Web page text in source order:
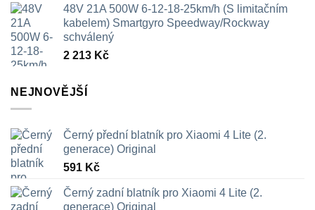
48V 21A 500W 6-12-18-25km/h (S limitačním
kabelem) Smartgyro Speedway/Rockway
schválený
2 213 Kč
NEJNOVĚJŠÍ
Černý přední blatník pro Xiaomi 4 Lite (2.
generace) Original
591 Kč
Černý zadní blatník pro Xiaomi 4 Lite (2.
generace) Original